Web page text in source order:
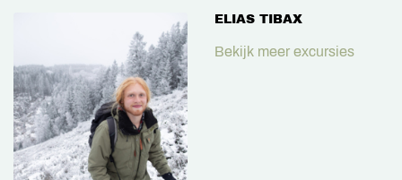
ELIAS TIBAX
Bekijk meer excursies